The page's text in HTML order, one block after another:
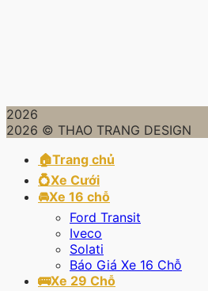
2026
2026 © THAO TRANG DESIGN
🏠Trang chủ
💍Xe Cưới
🚘Xe 16 chỗ
Ford Transit
Iveco
Solati
Báo Giá Xe 16 Chỗ
🚌Xe 29 Chỗ